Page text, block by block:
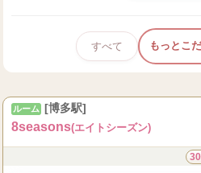
すべて もっとこ
ルーム [博多駅]
8seasons(エイトシーズン)